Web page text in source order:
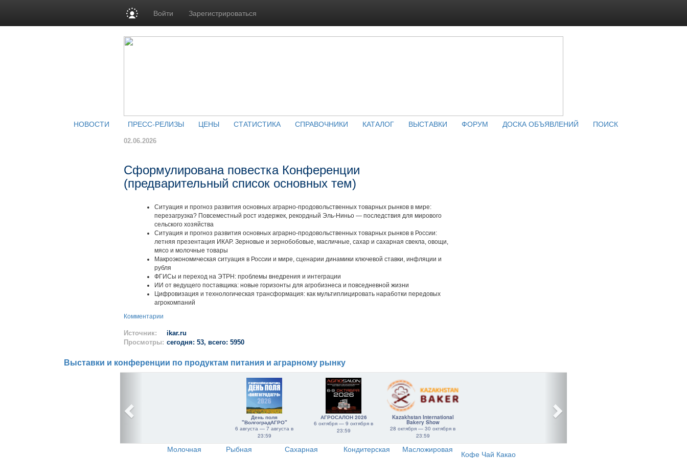
Войти Зарегистрироваться
НОВОСТИ ПРЕСС-РЕЛИЗЫ ЦЕНЫ СТАТИСТИКА СПРАВОЧНИКИ КАТАЛОГ ВЫСТАВКИ ФОРУМ ДОСКА ОБЪЯВЛЕНИЙ ПОИСК
02.06.2026
Сформулирована повестка Конференции
(предварительный список основных тем)
Ситуация и прогноз развития основных аграрно-продовольственных товарных рынков в мире:
перезагрузка? Повсеместный рост издержек, рекордный Эль-Ниньо — последствия для мирового
сельского хозяйства
Ситуация и прогноз развития основных аграрно-продовольственных товарных рынков в России:
летняя презентация ИКАР. Зерновые и зернобобовые, масличные, сахар и сахарная свекла, овощи,
мясо и молочные товары
Макроэкономическая ситуация в России и мире, сценарии динамики ключевой ставки, инфляции и
рубля
ФГИСы и переход на ЭТРН: проблемы внедрения и интеграции
ИИ от ведущего поставщика: новые горизонты для агробизнеса и повседневной жизни
Цифровизация и технологическая трансформация: как мультиплицировать наработки передовых
агрокомпаний
Комментарии
Источник:
ikar.ru
Просмотры: сегодня: 53, всего: 5950
Выставки и конференции по продуктам питания и аграрному рынку
День поля
"ВолгоградАГРО"
6 августа — 7 августа в
23:59
АГРОСАЛОН 2026
6 октября — 9 октября в
23:59
Kazakhstan International
Bakery Show
28 октября — 30 октября в
23:59
Молочная
Рыбная
Сахарная
Кондитерская
Масложировая
Кофе Чай Какао